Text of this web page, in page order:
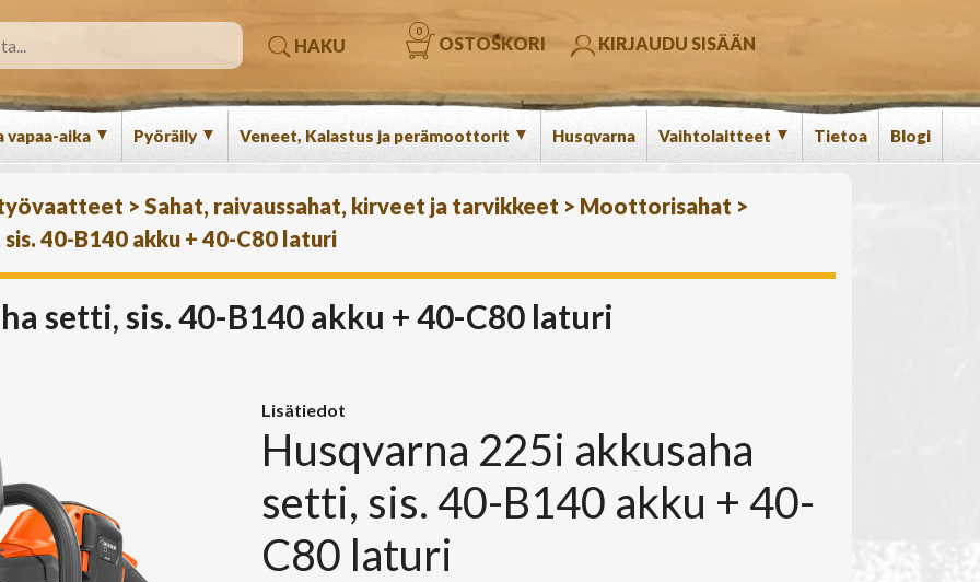
HAKU OSTOSKORI
0
KIRJAUDU SISÄÄN
aika ▼ Pyöräily ▼ Veneet, Kalastus ja perämoottorit ▼ Husqvarna Vaihtolaitteet ▼ Tietoa Blogi
> Sahat, raivaussahat, kirveet ja tarvikkeet > Moottorisahat >
40-B140 akku + 40-C80 laturi
setti, sis. 40-B140 akku + 40-C80 laturi
Lisätiedot
Husqvarna 225i akkusaha
setti, sis. 40-B140 akku + 40-
C80 laturi